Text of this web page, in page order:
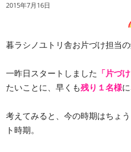
ユ
ト
2015年7月16日
暮ラシノユトリ舎お片づけ担当の
一昨日スタートしました 「片づ
たいことに、早くも残り１名様
考えてみると、今の時期はちょ
ト時期。